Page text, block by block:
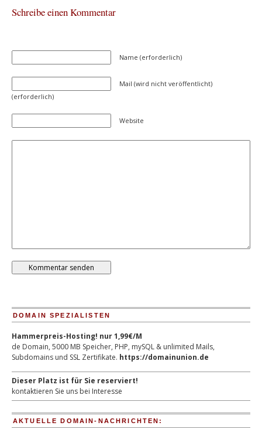
Schreibe einen Kommentar
Name (erforderlich)
Mail (wird nicht veröffentlicht)
(erforderlich)
Website
DOMAIN SPEZIALISTEN
Hammerpreis-Hosting! nur 1,99€/M
de Domain, 5000 MB Speicher, PHP, mySQL & unlimited Mails,
Subdomains und SSL Zertifikate. https://domainunion.de
Dieser Platz ist für Sie reserviert!
kontaktieren Sie uns bei Interesse
AKTUELLE DOMAIN-NACHRICHTEN: